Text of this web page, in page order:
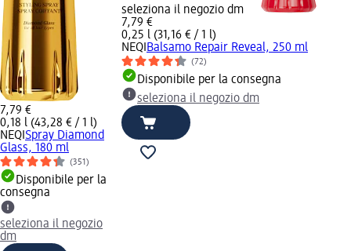
7,79 €
0,18 l (43,28 € / 1 l)
NEQI Spray Diamond
Glass, 180 ml
(351)
Disponibile per la
consegna
seleziona il negozio
dm
seleziona il negozio dm
7,79 €
0,25 l (31,16 € / 1 l)
NEQI Balsamo Repair Reveal, 250 ml
(72)
Disponibile per la consegna
seleziona il negozio dm